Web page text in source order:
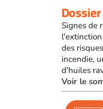
Signes de
des
incendie,
d'huiles
Voir le